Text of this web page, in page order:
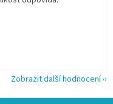
hvězdiček.
Zobrazit další hodnocení